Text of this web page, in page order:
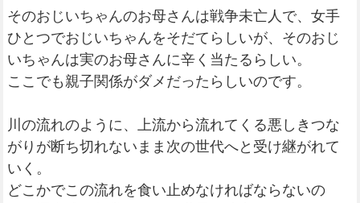
そのおじいちゃんのお母さんは戦争未亡人で、女手
ひとつでおじいちゃんをそだてらしいが、そのおじ
いちゃんは実のお母さんに辛く当たるらしい。
ここでも親子関係がダメだったらしいのです。
川の流れのように、上流から流れてくる悪しきつな
がりが断ち切れないまま次の世代へと受け継がれて
いく。
どこかでこの流れを食い止めなければならないの